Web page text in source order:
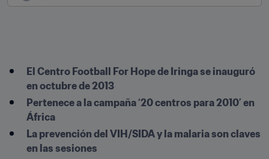
El Centro Football For Hope de Iringa se inauguró
en octubre de 2013
Pertenece a la campaña ‘20 centros para 2010’ en
África
La prevención del VIH/SIDA y la malaria son claves
en las sesiones